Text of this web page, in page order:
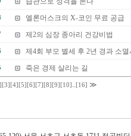
엘론머스크의 X-코인 무료 공급
제2의 심장 종아리 건강비법
제4회 부모 별세 후 2년 경과 소
죽은 경제 살리는 길
[3] [4] [5] [6] [7] [8] [9] [10] [16] ≫